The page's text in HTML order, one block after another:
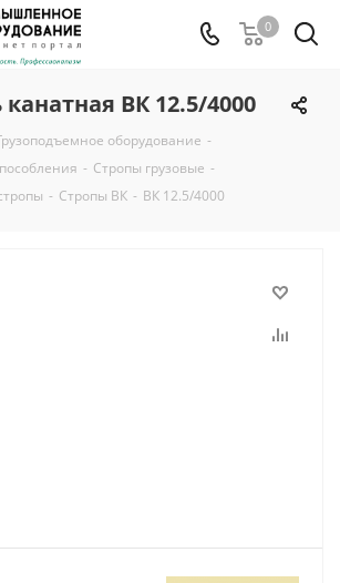
0
ВК 12.5/4000
оборудование -
- Стропы грузовые -
- Стропы ВК - ВК 12.5/4000